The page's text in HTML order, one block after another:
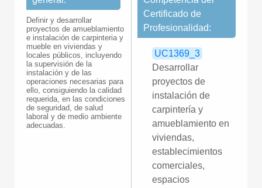
Definir y desarrollar
proyectos de amueblamiento
e instalación de carpinteria y
mueble en viviendas y
locales públicos, incluyendo
la supervisión de la
instalación y de las
operaciones necesarias para
ello, consiguiendo la calidad
requerida, en las condiciones
de seguridad, de salud
laboral y de medio ambiente
adecuadas.
Certificado de
Profesionalidad:
UC1369_3
Desarrollar
proyectos de
instalación de
carpintería y
amueblamiento en
viviendas,
establecimientos
comerciales,
espacios